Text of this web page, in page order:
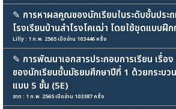
✎ การหาผลคูณของนักเรียนในระดับชั้นประ
โรงเรียนบ้านสำโรงโคเฒ่า โดยใช้ชุดแบบฝึก
Lilly : 1 ก.พ. 2565 เปิดอ่าน 103446 ครั้ง
✎ การพัฒนาเอกสารประกอบการเรียน เรื่อ
ของนักเรียนชั้นมัธยมศึกษาปีที่ 1 ด้วยกระบว
แบบ 5 ขั้น (5E)
อาท : 1 ก.พ. 2565 เปิดอ่าน 103387 ครั้ง